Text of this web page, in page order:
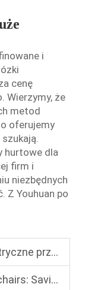
i
cenę
Wierzymy, że
metod
oferujemy
hurtowe dla
firm i
niezbędnych
Z Youhuan po
nimi różnica oraz ich zalety i wady
and on the Go